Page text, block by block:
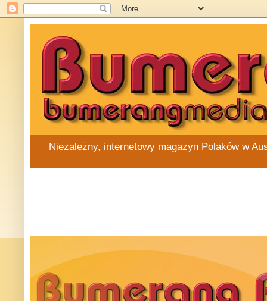
Niezależny, internetowy magazyn Polaków w